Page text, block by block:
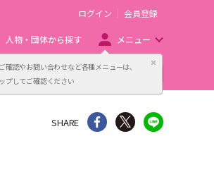
確認やお問い合わせなど各種メニューは、
プしてご確認ください
閉じる
ログイン 会員登録
人物・団体から探す メニュー
主催者向け販売サービス
SHARE シェア Twitter